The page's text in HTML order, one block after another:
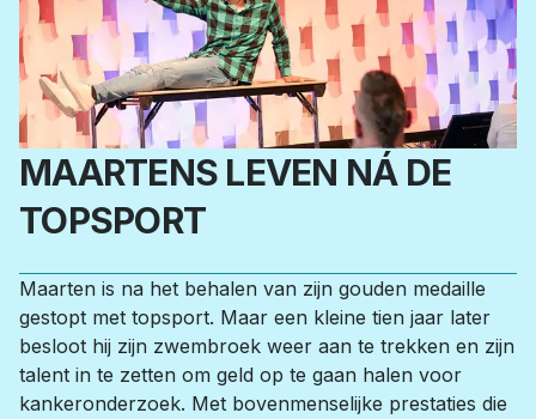
MAARTENS LEVEN NÁ DE
TOPSPORT
Maarten is na het behalen van zijn gouden medaille
gestopt met topsport. Maar een kleine tien jaar later
besloot hij zijn zwembroek weer aan te trekken en zijn
talent in te zetten om geld op te gaan halen voor
kankeronderzoek. Met bovenmenselijke prestaties die